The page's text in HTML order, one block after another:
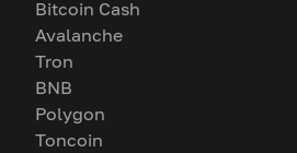
Bitcoin Cash
Avalanche
Tron
BNB
Polygon
Toncoin